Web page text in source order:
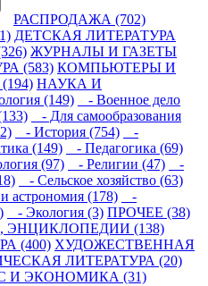
РАСПРОДАЖА (702)
ДЕТСКАЯ ЛИТЕРАТУРА
ЖУРНАЛЫ И ГАЗЕТЫ
(583) КОМПЬЮТЕРЫ И
НАУКА И
(149)
- Военное дело
- Для самообразования
- История (754)
-
(149)
- Педагогика (69)
(97) - Религии (47)
-
- Сельское хозяйство (63)
астрономия (178)
-
- Экология (3) ПРОЧЕЕ (38)
(138)
(400) ХУДОЖЕСТВЕННАЯ
ЛИТЕРАТУРА (20)
И ЭКОНОМИКА (31)